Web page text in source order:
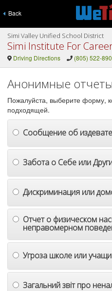
Back
Simi Valley Unified School District
Simi Institute For
Driving Directions (805) 522-
Анонимные
Пожалуйста, выберите форму,
подходящей.
Сообщение об
Забота о Себе или
Дискриминация или
Отчет о физическом
неправомерном
Угроза школе или
Загальний звіт про